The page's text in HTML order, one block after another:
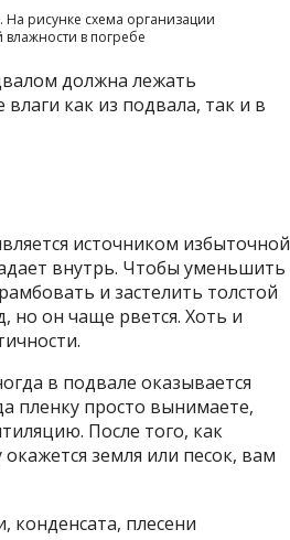
рисунке схема организации
в погребе
должна лежать
как из подвала, так и в
источником избыточной
внутрь. Чтобы уменьшить
и застелить толстой
но он чаще рвется. Хоть и
в подвале оказывается
пленку просто вынимаете,
После того, как
земля или песок, вам